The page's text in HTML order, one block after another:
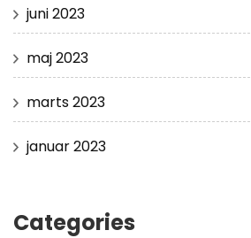
juni 2023
maj 2023
marts 2023
januar 2023
Categories